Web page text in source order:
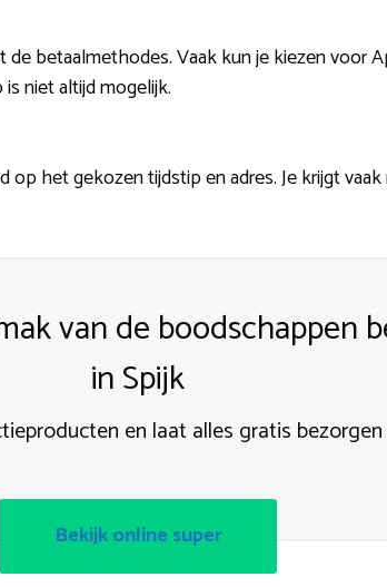
betaalmethodes. Vaak kun je kiezen voor
niet altijd mogelijk.
het gekozen tijdstip en adres. Je krijgt
van de boodschappen
in Spijk
en laat alles gratis bezorgen
Bekijk online super